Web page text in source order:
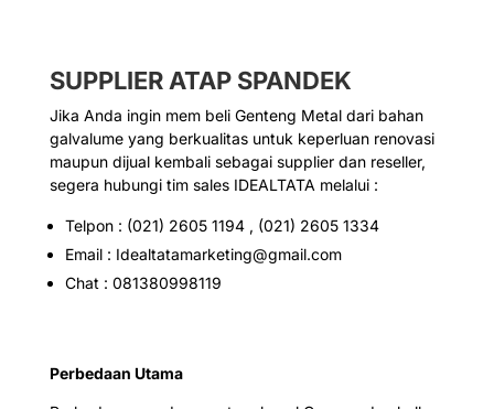
SUPPLIER ATAP SPANDEK
Jika Anda ingin mem beli Genteng Metal dari bahan
galvalume yang berkualitas untuk keperluan renovasi
maupun dijual kembali sebagai supplier dan reseller,
segera hubungi tim sales IDEALTATA melalui :
Telpon : (021) 2605 1194 , (021) 2605 1334
Email : Idealtatamarketing@gmail.com
Chat : 081380998119
Perbedaan Utama